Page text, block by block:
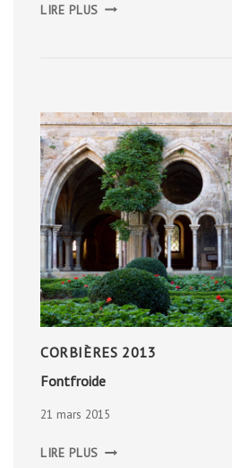
LIRE PLUS TOMBES
CORBIÈRES 2013
Fontfroide
21 mars 2015
LIRE PLUS